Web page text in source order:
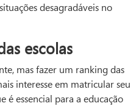
desagradáveis no
escolas
mas fazer um ranking das
interesse em matricular seu
é essencial para a educação